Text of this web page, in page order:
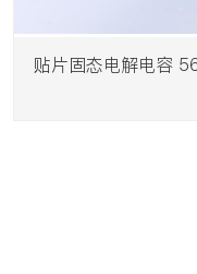
贴片固态电解电容